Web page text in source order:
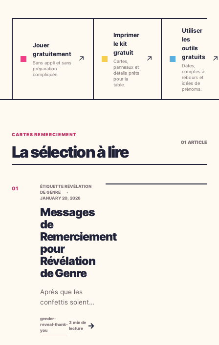
🇺🇸EN 🇫🇷FR
Jouer
gratuitement
Sans appli et sans
préparation
compliquée.
↗
Imprimer
le kit
gratuit
Cartes,
panneaux et
détails prêts
pour la
table.
↗
Utiliser
les
outils
gratuits
Dates,
comptes à
rebours et
idées de
prénoms.
↗
CARTES REMERCIEMENT
La sélection à lire
01 ARTICLE
01
ÉTIQUETTE RÉVÉLATION
DE GENRE
JANUARY 20, 2026
Messages
de
Remerciement
pour
Révélation
de Genre
Après que les
confettis soient
le rose ou bleu
ait été révélé, il
gender-
reveal-thank-
you
3 min de
lecture
→